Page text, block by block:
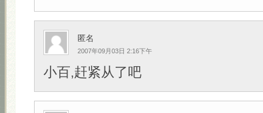
匿名
2007年09月03日 2:16下午
小百,赶紧从了吧